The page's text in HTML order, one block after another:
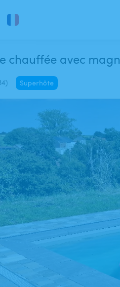
chauffée avec
) Superhôte